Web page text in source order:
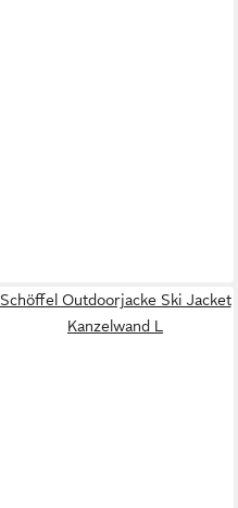
Schöffel Outdoorjacke Ski Jacket
Kanzelwand L